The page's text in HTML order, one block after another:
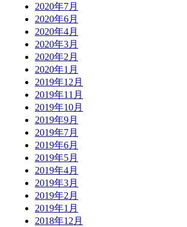
2020年7月
2020年6月
2020年4月
2020年3月
2020年2月
2020年1月
2019年12月
2019年11月
2019年10月
2019年9月
2019年7月
2019年6月
2019年5月
2019年4月
2019年3月
2019年2月
2019年1月
2018年12月